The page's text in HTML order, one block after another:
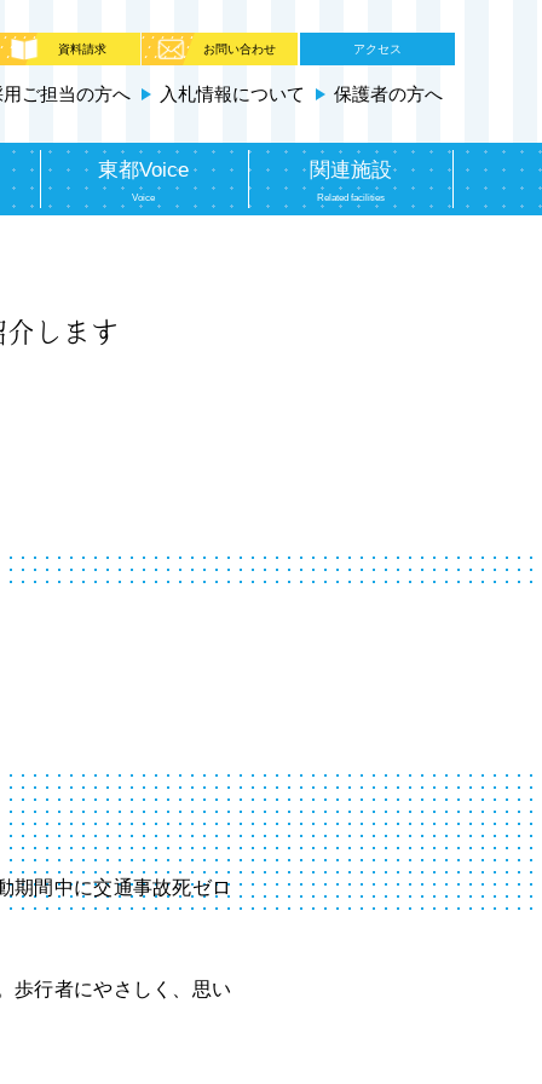
資料請求 お問い合わせ アクセス
用ご担当の方へ 入札情報について 保護者の方へ
東都Voice
Voice
関連施設
Related facilities
します
期間中に交通事故死ゼロ
歩行者にやさしく、思い